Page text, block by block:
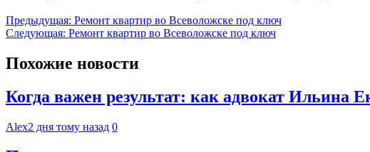
Навигация
по
записям
Предыдущая: Ремонт квартир во Всеволожске под ключ
Следующая: Ремонт квартир во Всеволожске под ключ
Похожие новости
Когда важен результат: как адвокат Ильина
Alex2 дня тому назад 0